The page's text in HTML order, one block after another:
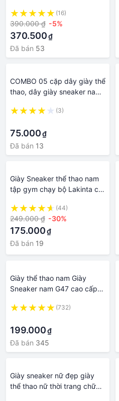
đen chuẩn 11 Full Box
(16)
390.000 ₫ -5%
370.500₫
Đã bán 53
COMBO 05 cặp dây giày thể
thao, dây giày sneaker nam
đẹp, nhiều màu sắc thời
(3)
75.000₫
Đã bán 13
Giày Sneaker thể thao nam
tập gym chạy bộ Lakinta cổ
G222
(44)
249.000 ₫ -30%
175.000₫
Đã bán 19
Giày thể thao nam Giày
Sneaker nam G47 cao cấp
phong cách Hàn Quốc giá rẻ
(732)
199.000₫
Đã bán 345
Giày sneaker nữ đẹp giày
thể thao nữ thời trang chữ